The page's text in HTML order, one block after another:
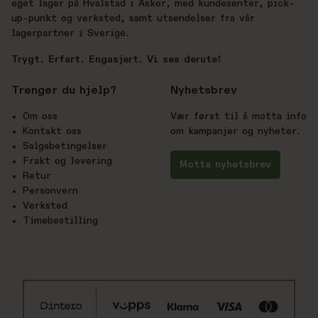
eget lager på Hvalstad i Asker, med kundesenter, pick-
up-punkt og verksted, samt utsendelser fra vår
lagerpartner i Sverige.
Trygt. Erfart. Engasjert. Vi ses derute!
Trenger du hjelp?
Om oss
Kontakt oss
Salgsbetingelser
Frakt og levering
Retur
Personvern
Verksted
Timebestilling
Nyhetsbrev
Vær først til å motta info
om kampanjer og nyheter.
Motta nyhetsbrev